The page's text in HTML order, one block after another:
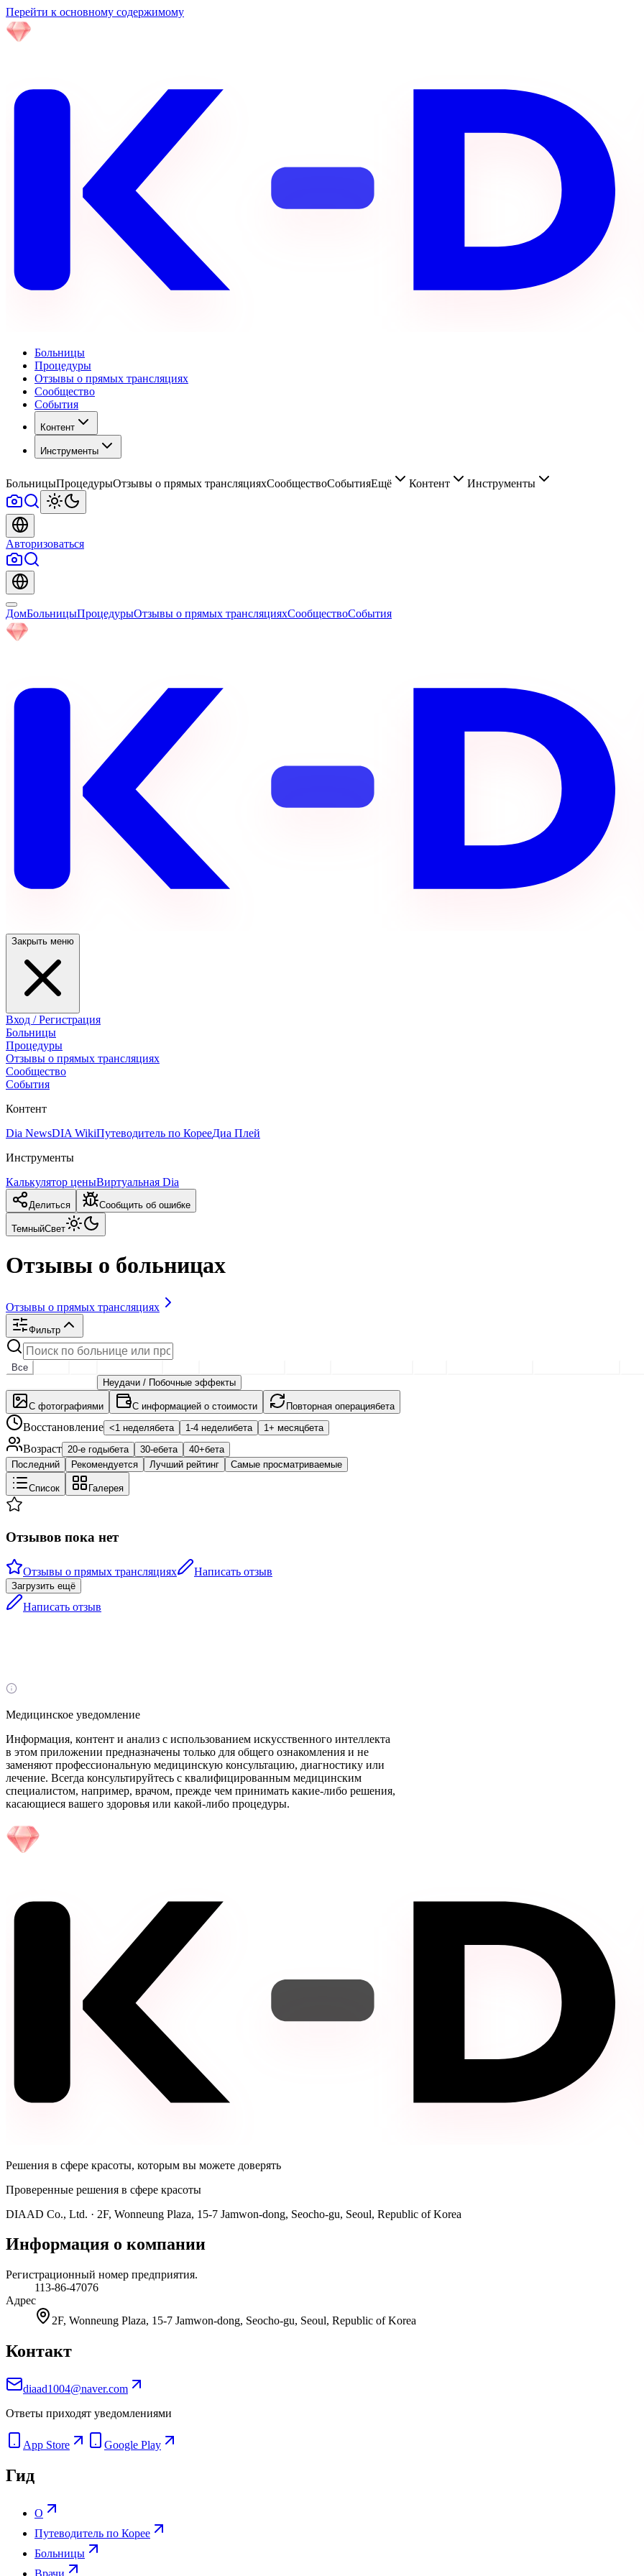
Перейти к основному содержимому
Больницы
Процедуры
Отзывы о прямых трансляциях
Сообщество
События
Контент
Инструменты
БольницыПроцедурыОтзывы о прямых трансляцияхСообществоСобытияЕщё Контент Инструменты
Авторизоваться
ДомБольницыПроцедурыОтзывы о прямых трансляцияхСообществоСобытия
Закрыть меню
Вход / Регистрация
Больницы
Процедуры
Отзывы о прямых трансляциях
Сообщество
События
Контент
Dia NewsDIA WikiПутеводитель по КорееДиа Плей
Инструменты
Калькулятор ценыВиртуальная Dia
Делиться Сообщить об ошибке
ТемныйСвет
Отзывы о больницах
Отзывы о прямых трансляциях
Фильтр
Все
Неудачи / Побочные эффекты
С фотографиями С информацией о стоимости Повторная операциябета
Восстановление <1 неделябета 1-4 неделибета 1+ месяцбета
Возраст 20-е годыбета 30-ебета 40+бета
Последний
Рекомендуется Лучший рейтинг Самые просматриваемые
Список Галерея
Отзывов пока нет
Отзывы о прямых трансляциях Написать отзыв
Загрузить ещё
Написать отзыв
Медицинское уведомление
Информация, контент и анализ с использованием искусственного интеллекта
в этом приложении предназначены только для общего ознакомления и не
заменяют профессиональную медицинскую консультацию, диагностику или
лечение. Всегда консультируйтесь с квалифицированным медицинским
специалистом, например, врачом, прежде чем принимать какие-либо решения,
касающиеся вашего здоровья или какой-либо процедуры.
Решения в сфере красоты, которым вы можете доверять
Проверенные решения в сфере красоты
DIAAD Co., Ltd. · 2F, Wonneung Plaza, 15-7 Jamwon-dong, Seocho-gu, Seoul, Republic of Korea
Информация о компании
Регистрационный номер предприятия.
113-86-47076
Адрес
2F, Wonneung Plaza, 15-7 Jamwon-dong, Seocho-gu, Seoul, Republic of Korea
Контакт
diaad1004@naver.com
Ответы приходят уведомлениями
App Store Google Play
Гид
О
Путеводитель по Корее
Больницы
Врачи